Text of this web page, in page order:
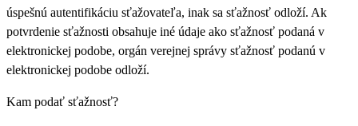
úspešnú autentifikáciu sťažovateľa, inak sa sťažnosť odloží. Ak
potvrdenie sťažnosti obsahuje iné údaje ako sťažnosť podaná v
elektronickej podobe, orgán verejnej správy sťažnosť podanú v
elektronickej podobe odloží.
Kam podať sťažnosť?